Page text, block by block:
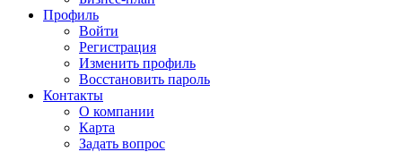
Профиль
Войти
Регистрация
Изменить профиль
Восстановить пароль
Контакты
О компании
Карта
Задать вопрос